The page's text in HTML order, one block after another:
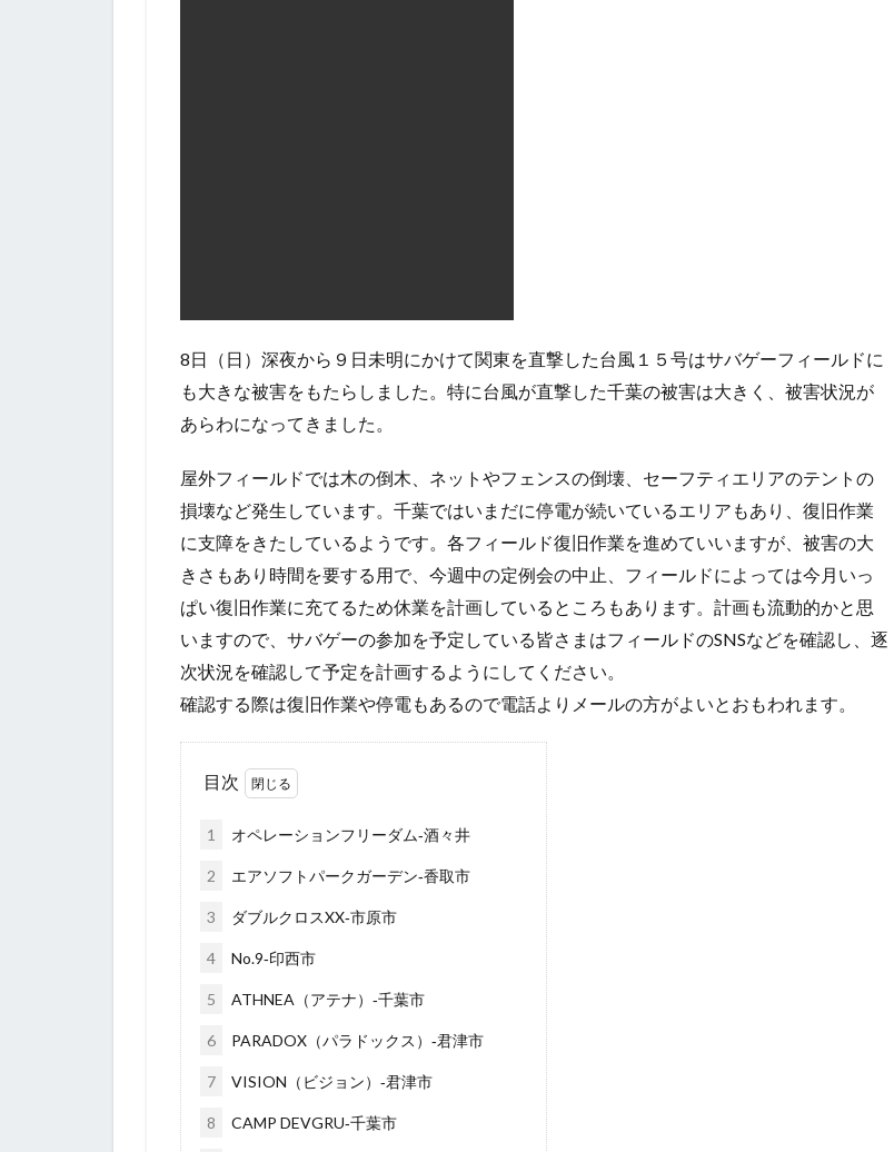
8日（日）深夜から９日未明にかけて関東を直撃した台風１５号はサバゲーフィールドに
も大きな被害をもたらしました。特に台風が直撃した千葉の被害は大きく、被害状況が
あらわになってきました。
屋外フィールドでは木の倒木、ネットやフェンスの倒壊、セーフティエリアのテントの
損壊など発生しています。千葉ではいまだに停電が続いているエリアもあり、復旧作業
に支障をきたしているようです。各フィールド復旧作業を進めていいますが、被害の大
きさもあり時間を要する用で、今週中の定例会の中止、フィールドによっては今月いっ
ぱい復旧作業に充てるため休業を計画しているところもあります。計画も流動的かと思
いますので、サバゲーの参加を予定している皆さまはフィールドのSNSなどを確認し、逐
次状況を確認して予定を計画するようにしてください。
確認する際は復旧作業や停電もあるので電話よりメールの方がよいとおもわれます。
目次
1 オペレーションフリーダム‐酒々井
2 エアソフトパークガーデン‐香取市
3 ダブルクロスXX‐市原市
4 No.9‐印西市
5 ATHNEA（アテナ）‐千葉市
6 PARADOX（パラドックス）‐君津市
7 VISION（ビジョン）‐君津市
8 CAMP DEVGRU‐千葉市